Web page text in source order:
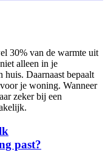
30% van de warmte uit
alleen in je
huis. Daarnaast bepaalt
je woning. Wanneer
zeker bij een
past?